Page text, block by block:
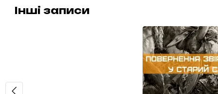
Інші записи